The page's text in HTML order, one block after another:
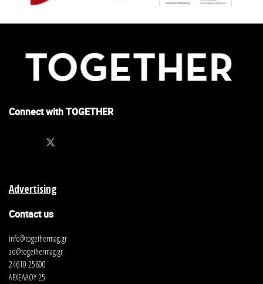
Connect with TOGETHER
Advertising
Contact us
info@togethermag.gr
ad@togethermag.gr
24610 25600
ΑΡΧΕΛΑΟΥ 25